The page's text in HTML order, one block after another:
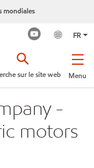
mondiales
FR
Menu
sur le site web
-
motors